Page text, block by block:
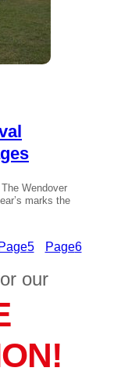
Wendover
marks the
Page5 Page6
our